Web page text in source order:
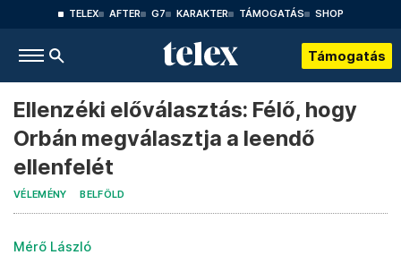
TELEX AFTER G7 KARAKTER TÁMOGATÁS SHOP
Támogatás
Ellenzéki előválasztás: Félő, hogy
Orbán megválasztja a leendő
ellenfelét
VÉLEMÉNY BELFÖLD
Mérő László